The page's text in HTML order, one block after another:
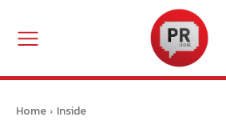
Home Inside